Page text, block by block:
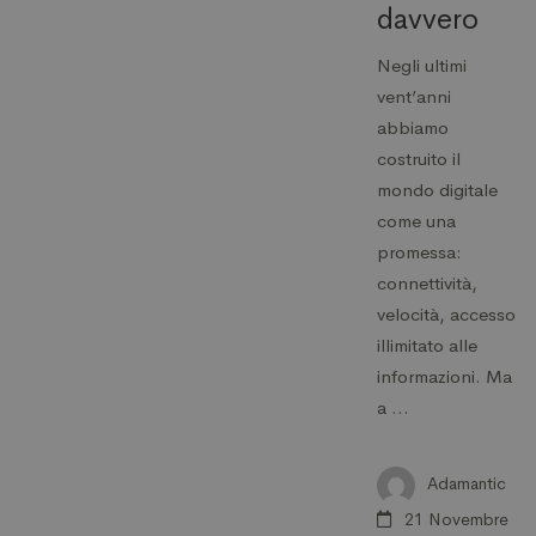
davvero
Negli ultimi
vent’anni
abbiamo
costruito il
mondo digitale
come una
promessa:
connettività,
velocità, accesso
illimitato alle
informazioni. Ma
a …
Adamantic
21 Novembre